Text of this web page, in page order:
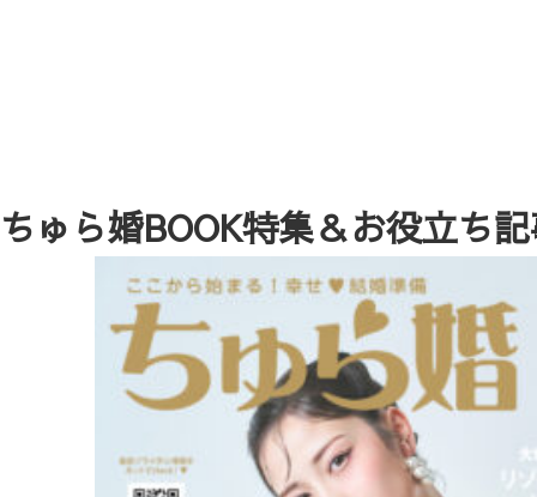
ちゅら婚BOOK特集＆お役立ち